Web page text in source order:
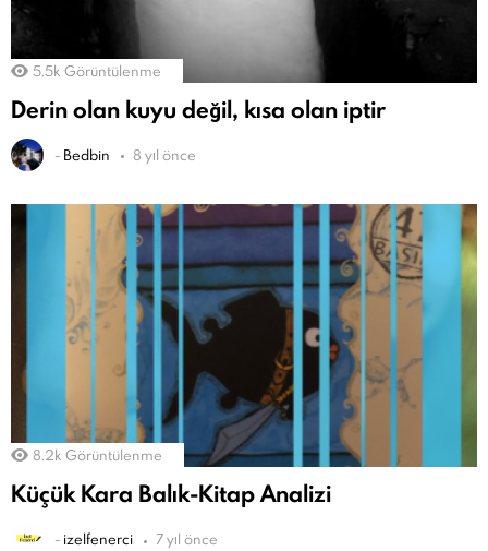
5.5k Görüntülenme
Derin olan kuyu değil, kısa olan iptir
- Bedbin 8 yıl önce
8.2k Görüntülenme
Küçük Kara Balık-Kitap Analizi
- izelfenerci 7 yıl önce